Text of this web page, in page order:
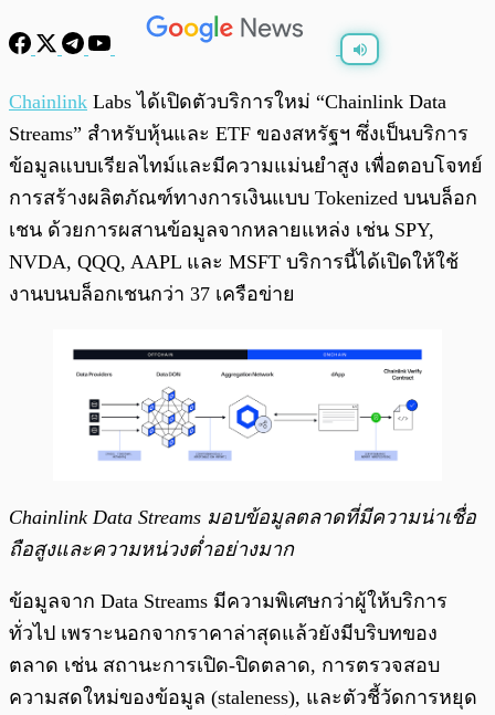
Chainlink Labs ได้เปิดตัวบริการใหม่ “Chainlink Data
Streams” สำหรับหุ้นและ ETF ของสหรัฐฯ ซึ่งเป็นบริการ
ข้อมูลแบบเรียลไทม์และมีความแม่นยำสูง เพื่อตอบโจทย์
การสร้างผลิตภัณฑ์ทางการเงินแบบ Tokenized บนบล็อก
เชน ด้วยการผสานข้อมูลจากหลายแหล่ง เช่น SPY,
NVDA, QQQ, AAPL และ MSFT บริการนี้ได้เปิดให้ใช้
งานบนบล็อกเชนกว่า 37 เครือข่าย
Chainlink Data Streams มอบข้อมูลตลาดที่มีความน่าเชื่อ
ถือสูงและความหน่วงต่ำอย่างมาก
ข้อมูลจาก Data Streams มีความพิเศษกว่าผู้ให้บริการ
ทั่วไป เพราะนอกจากราคาล่าสุดแล้วยังมีบริบทของ
ตลาด เช่น สถานะการเปิด-ปิดตลาด, การตรวจสอบ
ความสดใหม่ของข้อมูล (staleness), และตัวชี้วัดการหยุด